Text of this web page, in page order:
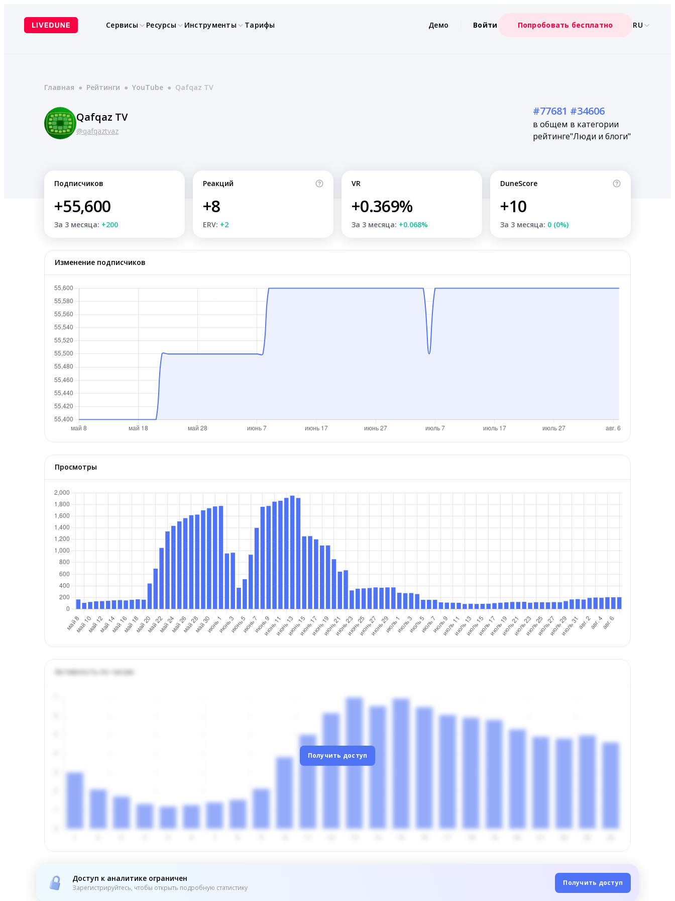
содержимому
Сервисы Ресурсы Инструменты Тарифы Демо Войти Попробовать бесплатно RU
Главная ● Рейтинги ● YouTube ● Qafqaz TV
Qafqaz TV
@qafqaztvaz
#77681
в общем
рейтинге
#34606
в категории
"Люди и блоги"
Подписчиков
+55,600
За 3 месяца: +200
Реакций
+8
ERV: +2
VR
+0.369%
За 3 месяца: +0.068%
DuneScore
+10
За 3 месяца: 0 (0%)
Изменение подписчиков
Просмотры
Активность по часам
Получить доступ
Доступ к аналитике ограничен
Зарегистрируйтесь, чтобы открыть подробную статистику
Получить доступ